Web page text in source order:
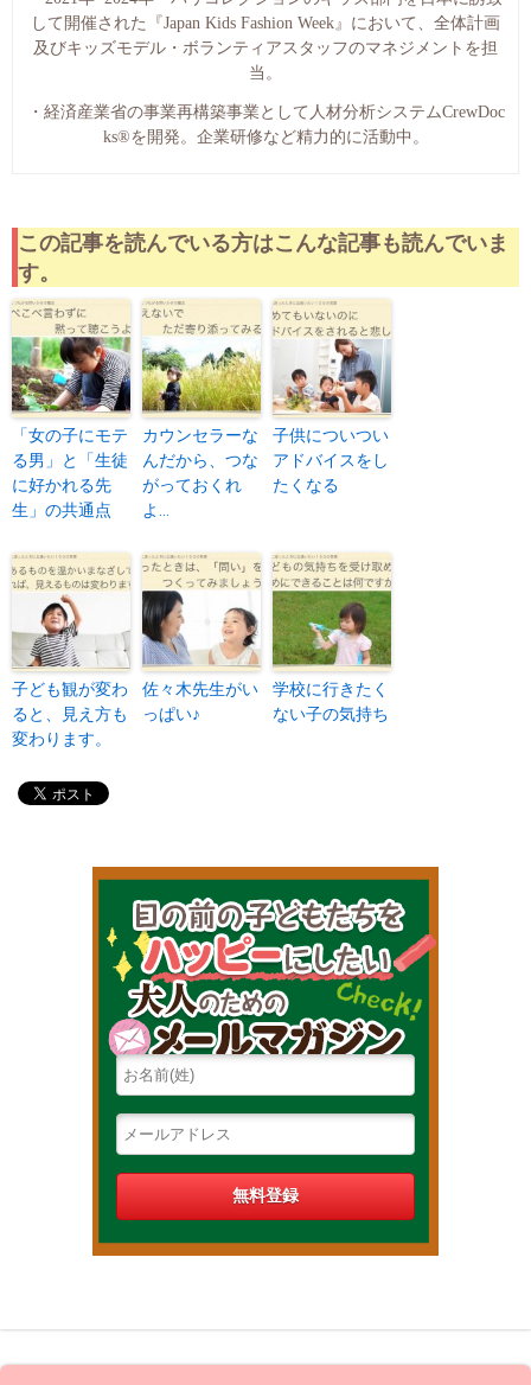
して開催された『Japan Kids Fashion Week』において、全体計画
及びキッズモデル・ボランティアスタッフのマネジメントを担
当。
・経済産業省の事業再構築事業として人材分析システムCrewDoc
ks®︎を開発。企業研修など精力的に活動中。
この記事を読んでいる方はこんな記事も読んでいま
す。
「女の子にモテ
る男」と「生徒
に好かれる先
生」の共通点
カウンセラーな
んだから、つな
がっておくれ
よ…
子供についつい
アドバイスをし
たくなる
子ども観が変わ
ると、見え方も
変わります。
佐々木先生がい
っぱい♪
学校に行きたく
ない子の気持ち